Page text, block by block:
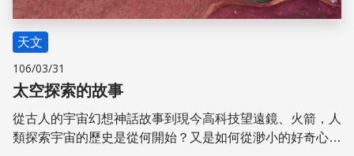
天文
106/03/31
太空探索的故事
從古人的宇宙幻想神話故事到現今高科技望遠鏡、火箭，人
類探索宇宙的歷史是從何開始？又是如何從渺小的好奇心萌